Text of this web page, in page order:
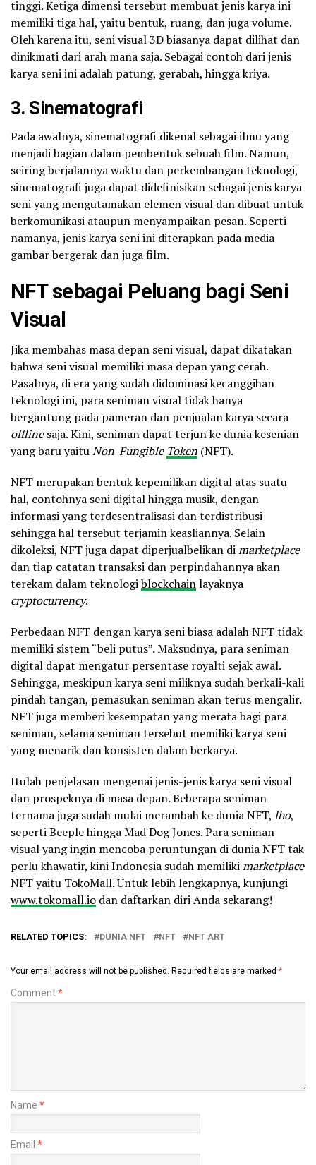
tinggi. Ketiga dimensi tersebut membuat jenis karya ini
memiliki tiga hal, yaitu bentuk, ruang, dan juga volume.
Oleh karena itu, seni visual 3D biasanya dapat dilihat dan
dinikmati dari arah mana saja. Sebagai contoh dari jenis
karya seni ini adalah patung, gerabah, hingga kriya.
3. Sinematografi
Pada awalnya, sinematografi dikenal sebagai ilmu yang
menjadi bagian dalam pembentuk sebuah film. Namun,
seiring berjalannya waktu dan perkembangan teknologi,
sinematografi juga dapat didefinisikan sebagai jenis karya
seni yang mengutamakan elemen visual dan dibuat untuk
berkomunikasi ataupun menyampaikan pesan. Seperti
namanya, jenis karya seni ini diterapkan pada media
gambar bergerak dan juga film.
NFT sebagai Peluang bagi Seni
Visual
Jika membahas masa depan seni visual, dapat dikatakan
bahwa seni visual memiliki masa depan yang cerah.
Pasalnya, di era yang sudah didominasi kecanggihan
teknologi ini, para seniman visual tidak hanya
bergantung pada pameran dan penjualan karya secara
offlinesaja. Kini, seniman dapat terjun ke dunia kesenian
yang baru yaituNon-Fungible Token (NFT).
NFT merupakan bentuk kepemilikan digital atas suatu
hal, contohnya seni digital hingga musik, dengan
informasi yang terdesentralisasi dan terdistribusi
sehingga hal tersebut terjamin keasliannya. Selain
dikoleksi, NFT juga dapat diperjualbelikan dimarketplace
dan tiap catatan transaksi dan perpindahannya akan
terekam dalam teknologiblockchainlayaknya
cryptocurrency.
Perbedaan NFT dengan karya seni biasa adalah NFT tidak
memiliki sistem “beli putus”. Maksudnya, para seniman
digital dapat mengatur persentase royalti sejak awal.
Sehingga, meskipun karya seni miliknya sudah berkali-kali
pindah tangan, pemasukan seniman akan terus mengalir.
NFT juga memberi kesempatan yang merata bagi para
seniman, selama seniman tersebut memiliki karya seni
yang menarik dan konsisten dalam berkarya.
Itulah penjelasan mengenai jenis-jenis karya seni visual
dan prospeknya di masa depan. Beberapa seniman
ternama juga sudah mulai merambah ke dunia NFT, lho,
seperti Beeple hingga Mad Dog Jones. Para seniman
visual yang ingin mencoba peruntungan di dunia NFT tak
perlu khawatir, kini Indonesia sudah memilikimarketplace
NFT yaitu TokoMall. Untuk lebih lengkapnya, kunjungi
www.tokomall.io dan daftarkan diri Anda sekarang!
RELATED TOPICS: DUNIA NFT NFT NFT ART
Your email address will not be published. Required fields are marked *
Comment*
Name *
Email *